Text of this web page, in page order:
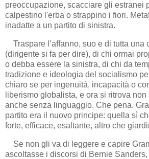
preoccupazione, scacciare gli estranei
calpestino l'erba o strappino i fiori.
inadatte a un partito di sinistra.
Traspare l’affanno, suo e di tutta una
(dirigente si fa per dire), di chi ormai
o debba essere la sinistra, di chi da
tradizione e ideologia del socialismo
chiaro se per ingenuità, incapacità o
liberismo globalista, e ora si ritrova
anche senza linguaggio. Che pena.
partito era il nuovo principe: quella sì
forte, efficace, esaltante, altro che
Se non gli va di leggere e capire
ascoltasse i discorsi di Bernie